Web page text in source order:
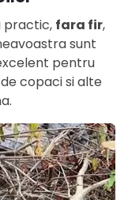
practic, fara fir,
sunt
pentru
copaci si alte